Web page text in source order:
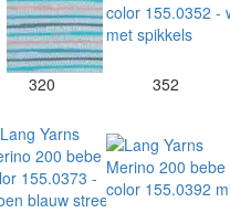
320 352